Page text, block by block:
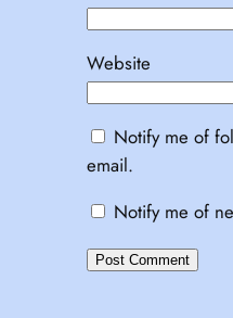
Website
Notify me of
email.
Notify me of